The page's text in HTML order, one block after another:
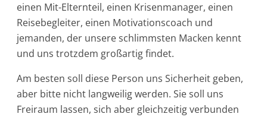
einen Mit-Elternteil, einen Krisenmanager, einen
Reisebegleiter, einen Motivationscoach und
jemanden, der unsere schlimmsten Macken kennt
und uns trotzdem großartig findet.
Am besten soll diese Person uns Sicherheit geben,
aber bitte nicht langweilig werden. Sie soll uns
Freiraum lassen, sich aber gleichzeitig verbunden